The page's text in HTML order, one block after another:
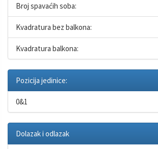
Broj spavaćih soba:
Kvadratura bez balkona:
Kvadratura balkona:
Pozicija jedinice:
0&1
Dolazak i odlazak